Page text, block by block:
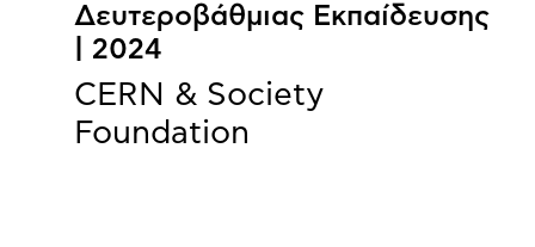
Δευτεροβάθμιας Εκπαίδευσης
| 2024
CERN & Society
Foundation